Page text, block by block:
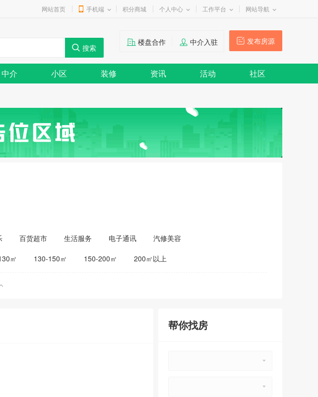
网站首页 手机端 积分商城 个人中心 工作平台 网站导航
发布房源
楼盘合作 中介入驻
中介 小区 装修 资讯 活动 社区
百货超市 生活服务 电子通讯
汽修美容
㎡ 130-150㎡ 150-200㎡ 200㎡以上
帮你找房